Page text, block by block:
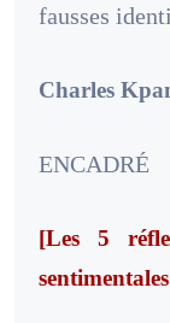
fausses
Charles
ENCADRÉ
[Les 5